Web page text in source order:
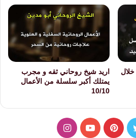
اريد شيخ روحاني ثقه و مجرب
يمتلك أكبر سلسلة من الأعمال
10/10
تويتر بينتيريستيوتيوبانستقرام